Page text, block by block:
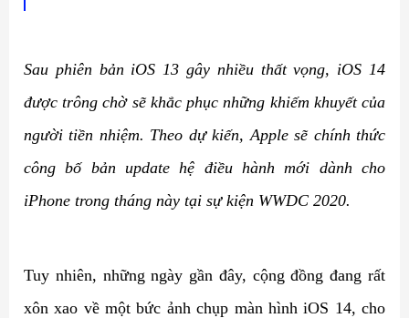
Sau phiên bản iOS 13 gây nhiều thất vọng, iOS 14
được trông chờ sẽ khắc phục những khiếm khuyết của
người tiền nhiệm. Theo dự kiến, Apple sẽ chính thức
công bố bản update hệ điều hành mới dành cho
iPhone trong tháng này tại sự kiện WWDC 2020.
Tuy nhiên, những ngày gần đây, cộng đồng đang rất
xôn xao về một bức ảnh chụp màn hình iOS 14, cho